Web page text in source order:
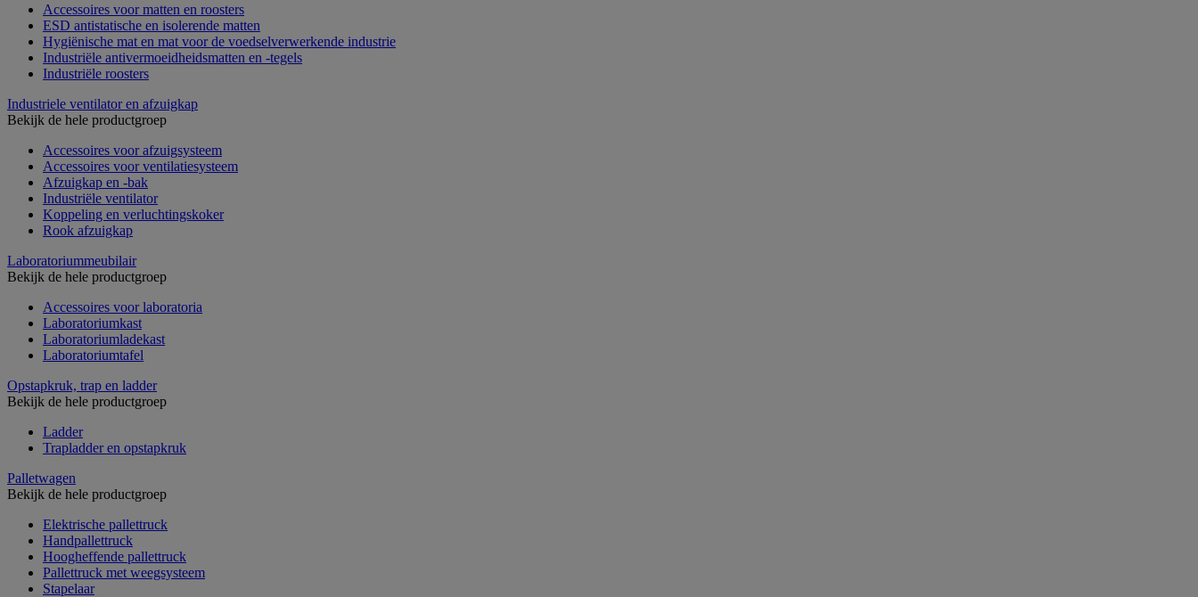
Accessoires voor matten en roosters
ESD antistatische en isolerende matten
Hygiënische mat en mat voor de voedselverwerkende industrie
Industriële antivermoeidheidsmatten en -tegels
Industriële roosters
Industriele ventilator en afzuigkap
Bekijk de hele productgroep
Accessoires voor afzuigsysteem
Accessoires voor ventilatiesysteem
Afzuigkap en -bak
Industriële ventilator
Koppeling en verluchtingskoker
Rook afzuigkap
Laboratoriummeubilair
Bekijk de hele productgroep
Accessoires voor laboratoria
Laboratoriumkast
Laboratoriumladekast
Laboratoriumtafel
Opstapkruk, trap en ladder
Bekijk de hele productgroep
Ladder
Trapladder en opstapkruk
Palletwagen
Bekijk de hele productgroep
Elektrische pallettruck
Handpallettruck
Hoogheffende pallettruck
Pallettruck met weegsysteem
Stapelaar